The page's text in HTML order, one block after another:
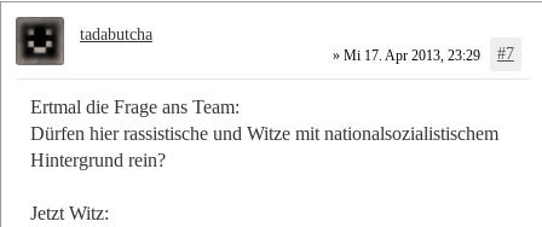
» Mi 17. Apr 2013, 23:29 #7
Ertmal die Frage ans Team:
Dürfen hier rassistische und Witze mit nationalsozialistischem
Hintergrund rein?
Jetzt Witz:
tadabutcha